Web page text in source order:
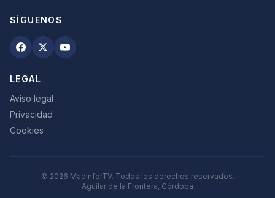
SÍGUENOS
LEGAL
Aviso legal
Privacidad
Cookies
© 2026 MadinforTV. Todos los derechos reservados.
Aguilar de la Frontera, Córdoba